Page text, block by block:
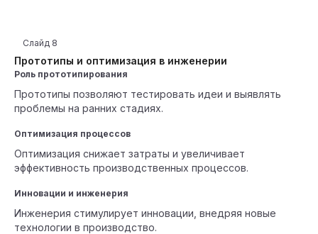
Прототипы и оптимизация в инженерии
Слайд 8
Роль прототипирования
Прототипы позволяют тестировать идеи и выявлять
проблемы на ранних стадиях.
Оптимизация процессов
Оптимизация снижает затраты и увеличивает
эффективность производственных процессов.
Инновации и инженерия
Инженерия стимулирует инновации, внедряя новые
технологии в производство.